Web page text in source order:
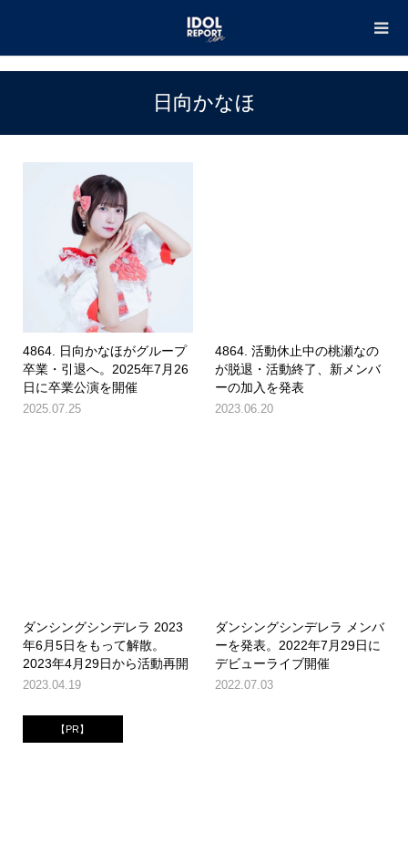
日向かなほ
4864. 日向かなほがグループ
卒業・引退へ。2025年7月26
日に卒業公演を開催
2025.07.25
4864. 活動休止中の桃瀬なの
が脱退・活動終了、新メンバ
ーの加入を発表
2023.06.20
ダンシングシンデレラ 2023
年6月5日をもって解散。
2023年4月29日から活動再開
2023.04.19
ダンシングシンデレラ メンバ
ーを発表。2022年7月29日に
デビューライブ開催
2022.07.03
【PR】